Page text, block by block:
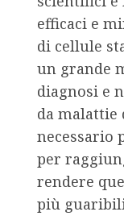
efficaci e
di cellule
un grande
diagnosi e
da malattie
necessario
per
rendere
più